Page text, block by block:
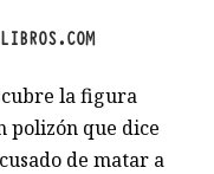
la figura
polizón que dice
de matar a